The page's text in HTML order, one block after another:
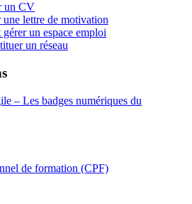
un CV
une lettre de motivation
gérer un espace emploi
un réseau
– Les badges numériques du
de formation (CPF)